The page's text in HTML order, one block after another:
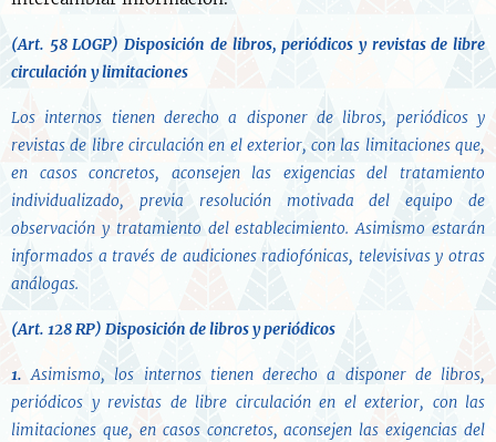
(Art. 58 LOGP) Disposición de libros, periódicos y revistas de libre
circulación y limitaciones
Los internos tienen derecho a disponer de libros, periódicos y
revistas de libre circulación en el exterior, con las limitaciones que,
en casos concretos, aconsejen las exigencias del tratamiento
individualizado, previa resolución motivada del equipo de
observación y tratamiento del establecimiento. Asimismo estarán
informados a través de audiciones radiofónicas, televisivas y otras
análogas.
(Art. 128 RP) Disposición de libros y periódicos
1. Asimismo, los internos tienen derecho a disponer de libros,
periódicos y revistas de libre circulación en el exterior, con las
limitaciones que, en casos concretos, aconsejen las exigencias del